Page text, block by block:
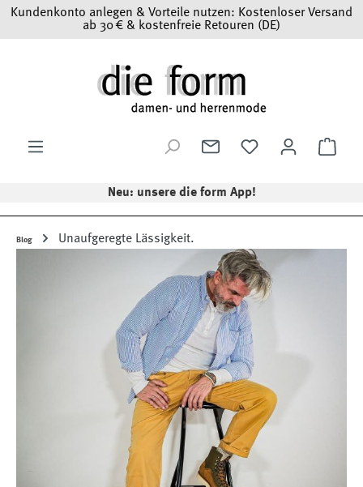
Zum Hauptinhalt springen
Kundenkonto anlegen & Vorteile nutzen: Kostenloser Versand
ab 30 € & kostenfreie Retouren (DE)
Neu: unsere die form App!
Blog Unaufgeregte Lässigkeit.